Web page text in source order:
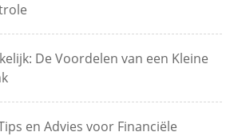
De Voordelen van een Kleine
en Advies voor Financiële